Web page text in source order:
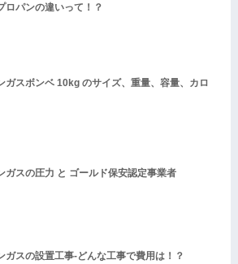
ロパンの違いって！？
ガスボンベ 10kg のサイズ、重量、容量、カロ
ガスの圧力 と ゴールド保安認定事業者
ガスの設置工事-どんな工事で費用は！？